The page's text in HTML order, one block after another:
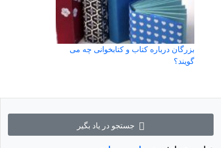
جستجو در یاد بگیر
بزرگان درباره کتاب و کتابخوانی چه می
گویند؟